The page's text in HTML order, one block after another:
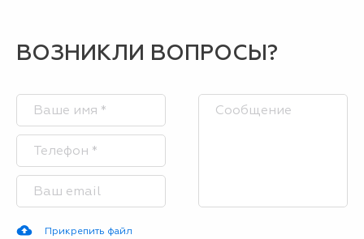
ВОЗНИКЛИ ВОПРОСЫ?
Прикрепить файл